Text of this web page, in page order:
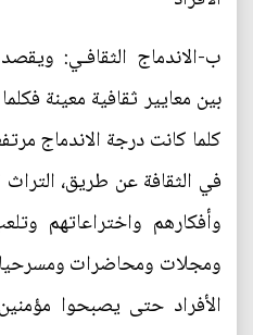
ب-الاندماج الثقافـي: ويقصد
بين معايير ثقافية معينة
كلما كانت درجة الاندماج
في الثقافة عن طريق،
وأفكارهم واختراعاتهم
ومجلات ومحاضرات
الأفراد حتى يصبحوا